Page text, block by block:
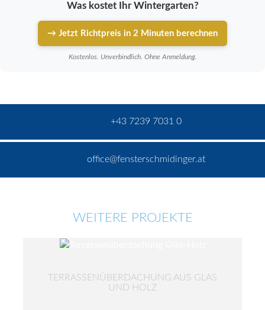
Was kostet Ihr Wintergarten?
→ Jetzt Richtpreis in 2 Minuten berechnen
Kostenlos. Unverbindlich. Ohne Anmeldung.
+43 7239 7031 0
office@fensterschmidinger.at
WEITERE PROJEKTE
TERRASSENÜBERDACHUNG AUS GLAS
UND HOLZ